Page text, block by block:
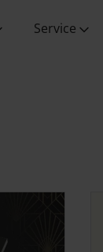
Service